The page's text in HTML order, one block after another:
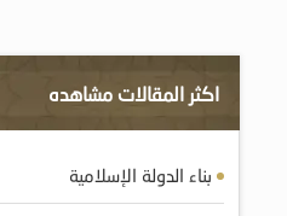
اكثر المقالات مشاهده
بناء الدولة الإسلامية